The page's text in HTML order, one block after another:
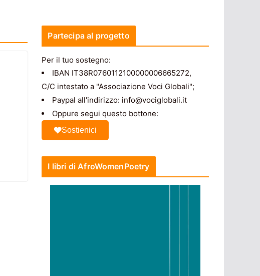
Partecipa al progetto
Per il tuo sostegno:
IBAN IT38R0760112100000006665272,
C/C intestato a "Associazione Voci Globali";
Paypal all'indirizzo: info@vociglobali.it
Oppure segui questo bottone:
Sostienici
I libri di AfroWomenPoetry